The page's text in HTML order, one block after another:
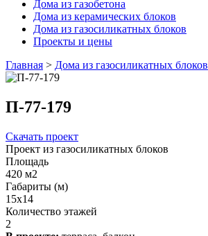
Дома из газобетона
Дома из керамических блоков
Дома из газосиликатных блоков
Проекты и цены
Главная > Дома из газосиликатных блоков
П-77-179
Скачать проект
Проект из газосиликатных блоков
Площадь
420 м2
Габариты (м)
15x14
Количество этажей
2